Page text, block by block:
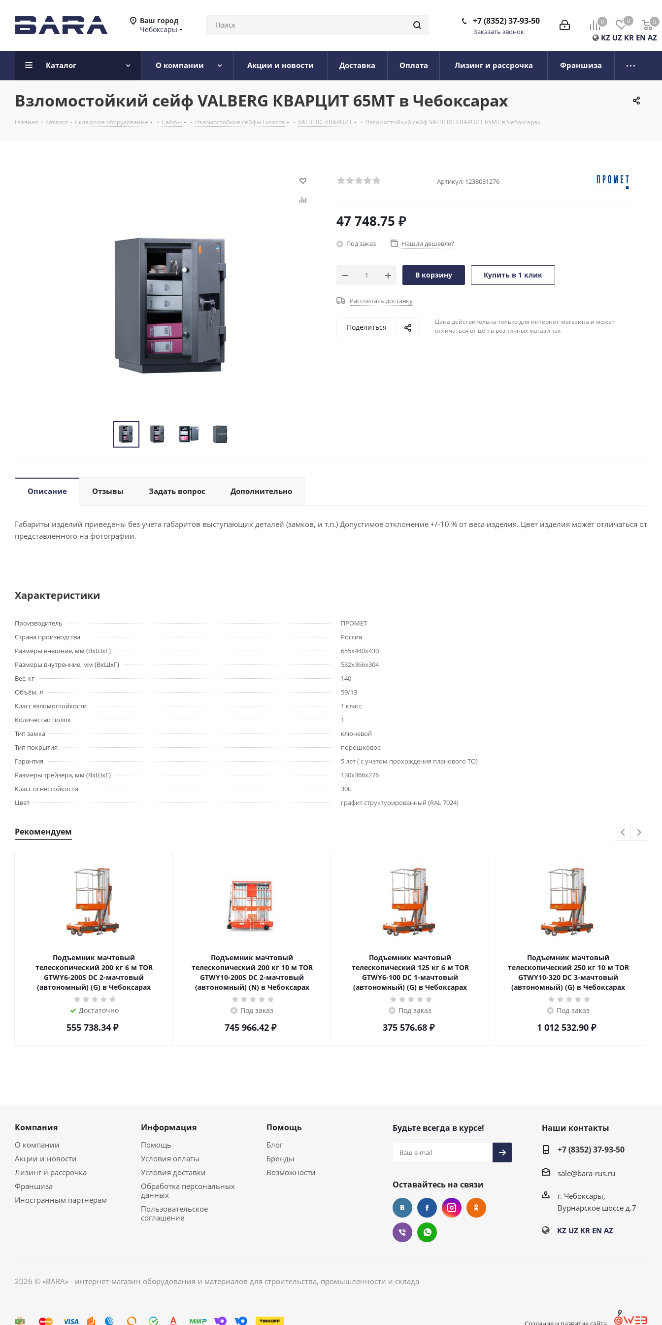
Ваш город
Чебоксары
0 0 0
0
KZ UZ KR EN AZ
+7 (8352) 37-93-50
Заказать звонок
Каталог О компании Акции и новости Доставка Оплата Лизинг и рассрочка Франшиза
Взломостойкий сейф VALBERG КВАРЦИТ 65МТ в Чебоксарах
Главная - Каталог - Складское оборудование - Сейфы - Взломостойкие сейфы I класса - VALBERG КВАРЦИТ - Взломостойкий сейф VALBERG КВАРЦИТ 65МТ в Чебоксарах
Артикул: 1238031276
47 748.75 ₽
Под заказ Нашли дешевле?
В корзину Купить в 1 клик
Рассчитать доставку
Поделиться
Цена действительна только для интернет-магазина и может
отличаться от цен в розничных магазинах
Описание Отзывы Задать вопрос Дополнительно
Габариты изделий приведены без учета габаритов выступающих деталей (замков, и т.п.) Допустимое отклонение +/-10 % от веса изделия. Цвет изделия может отличаться от
представленного на фотографии.
Характеристики
Производитель
ПРОМЕТ
Страна производства
Россия
Размеры внешние, мм (ВхШхГ)
655x440x430
Размеры внутренние, мм (ВхШхГ)
532x366x304
Вес, кг
140
Объём, л
59/13
Класс взломостойкости
1 класс
Количество полок
1
Тип замка
ключевой
Тип покрытия
порошковое
Гарантия
5 лет ( с учетом прохождения планового ТО)
Размеры трейзера, мм (ВхШхГ)
130х366х276
Класс огнестойкости
30Б
Цвет
графит структурированный (RAL 7024)
Рекомендуем
Подъемник мачтовый
телескопический 200 кг 6 м TOR
GTWY6-200S DC 2-мачтовый
(автономный) (G) в Чебоксарах
Достаточно
555 738.34₽
Подъемник мачтовый
телескопический 200 кг 10 м TOR
GTWY10-200S DC 2-мачтовый
(автономный) (N) в Чебоксарах
Под заказ
745 966.42₽
Подъемник мачтовый
телескопический 125 кг 6 м TOR
GTWY6-100 DC 1-мачтовый
(автономный) (G) в Чебоксарах
Под заказ
375 576.68₽
Подъемник мачтовый
телескопический 250 кг 10 м TOR
GTWY10-320 DC 3-мачтовый
(автономный) (G) в Чебоксарах
Под заказ
1 012 532.90 ₽
Компания
О компании
Акции и новости
Лизинг и рассрочка
Франшиза
Иностранным партнерам
Информация
Помощь
Условия оплаты
Условия доставки
Обработка персональных
данных
Пользовательское
соглашение
Помощь
Блог
Бренды
Возможности
Будьте всегда в курсе!
Оставайтесь на связи
Наши контакты
+7 (8352) 37-93-50
sale@bara-rus.ru
г. Чебоксары,
Вурнарское шоссе д.7
KZ UZ KR EN AZ
2026 © «BARA» - интернет-магазин оборудования и материалов для строительства, промышленности и склада